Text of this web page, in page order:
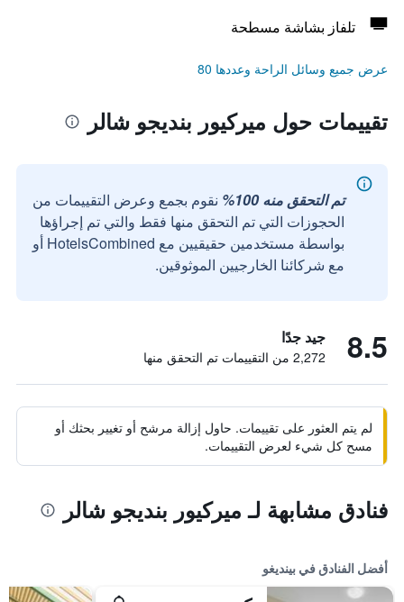
تلفاز بشاشة مسطحة
عرض جميع وسائل الراحة وعددها 80
تقييمات حول ميركيور بنديجو شالر
تم التحقق منه 100%
نقوم بجمع وعرض التقييمات من
الحجوزات التي تم التحقق منها فقط والتي تم إجراؤها
بواسطة مستخدمين حقيقيين مع HotelsCombined أو
مع شركائنا الخارجيين الموثوقين.
8.5 جيد جدًا
2,272 من التقييمات تم التحقق منها
لم يتم العثور على تقييمات. حاول إزالة مرشح أو تغيير بحثك أو
مسح كل شيء لعرض التقييمات.
فنادق مشابهة لـ ميركيور بنديجو شالر
أفضل الفنادق في بينديغو